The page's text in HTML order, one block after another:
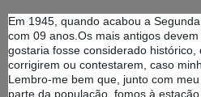
Em 1945, quando acabou a
com 09 anos.Os mais antigos
gostaria fosse considerado
corrigirem ou contestarem, caso
Lembro-me bem que, junto com
parte da população, fomos à